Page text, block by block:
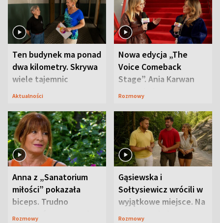
Ten budynek ma ponad
dwa kilometry. Skrywa
wiele tajemnic
Aktualności
Nowa edycja „The
Voice Comeback
Stage”. Ania Karwan
zapowiada
Rozmowy
Anna z „Sanatorium
miłości” pokazała
biceps. Trudno
uwierzyć, co przeszła
Rozmowy
Gąsiewska i
Sołtysiewicz wrócili w
wyjątkowe miejsce. Na
szlaku czekał
Rozmowy